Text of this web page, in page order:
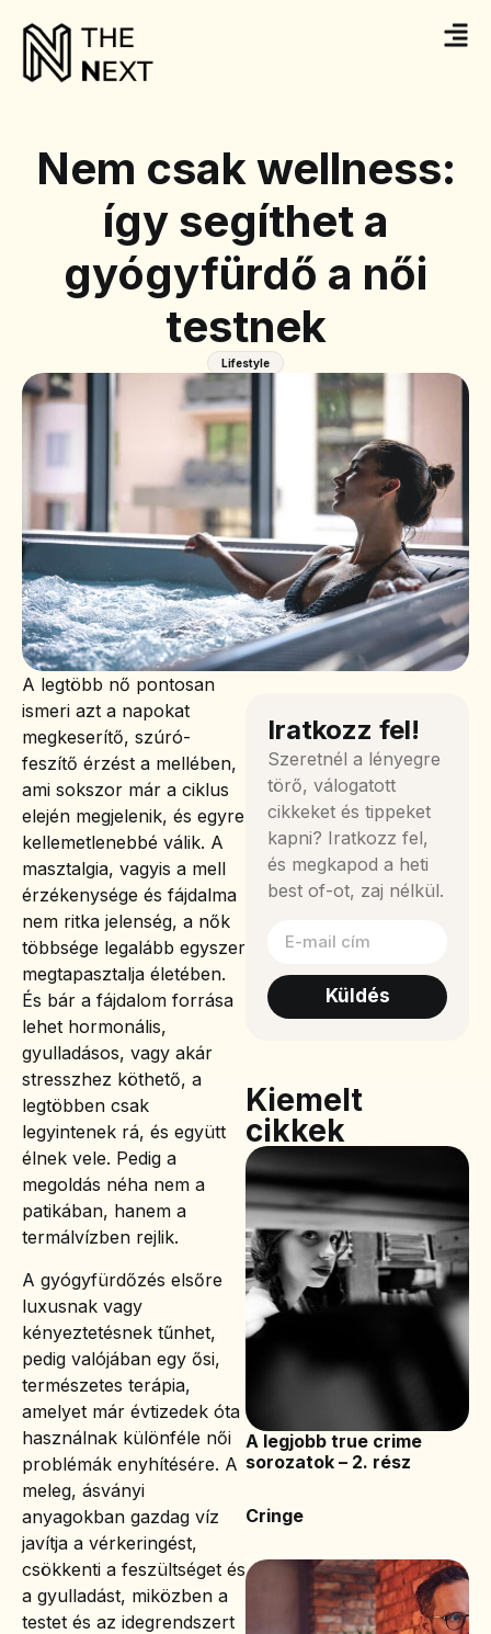
Nem csak wellness:
így segíthet a
gyógyfürdő a női
testnek
Lifestyle
A legtöbb nő pontosan
ismeri azt a napokat
megkeserítő, szúró-
feszítő érzést a mellében,
ami sokszor már a ciklus
elején megjelenik, és egyre
kellemetlenebbé válik. A
masztalgia, vagyis a mell
érzékenysége és fájdalma
nem ritka jelenség, a nők
többsége legalább egyszer
megtapasztalja életében.
És bár a fájdalom forrása
lehet hormonális,
gyulladásos, vagy akár
stresszhez köthető, a
legtöbben csak
legyintenek rá, és együtt
élnek vele. Pedig a
megoldás néha nem a
patikában, hanem a
termálvízben rejlik.
A gyógyfürdőzés elsőre
luxusnak vagy
kényeztetésnek tűnhet,
pedig valójában egy ősi,
természetes terápia,
amelyet már évtizedek óta
használnak különféle női
problémák enyhítésére. A
meleg, ásványi
anyagokban gazdag víz
javítja a vérkeringést,
csökkenti a feszültséget és
a gyulladást, miközben a
testet és az idegrendszert
Iratkozz fel!
Szeretnél a lényegre
törő, válogatott
cikkeket és tippeket
kapni? Iratkozz fel,
és megkapod a heti
best of-ot, zaj nélkül.
Küldés
Kiemelt
cikkek
A legjobb true crime
sorozatok – 2. rész
Cringe